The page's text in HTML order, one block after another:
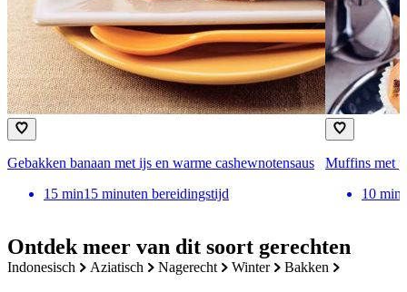
Ontdek meer van dit soort gerechten
indonesisch aziatisch nagerecht winter bakken
Gebakken banaan met ijs en warme cashewnotensaus
15 min15 minuten bereidingstijd
Muffins met
10 min